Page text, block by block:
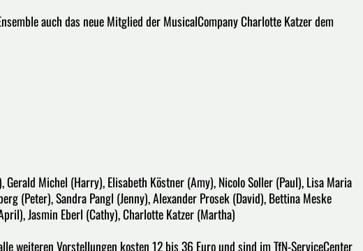
auch das neue Mitglied der MusicalCompany Charlotte Katzer dem
Michel (Harry), Elisabeth Köstner (Amy), Nicolo Soller (Paul), Lisa Maria
(Peter), Sandra Pangl (Jenny), Alexander Prosek (David), Bettina Meske
Jasmin Eberl (Cathy), Charlotte Katzer (Martha)
weiteren Vorstellungen kosten 12 bis 36 Euro und sind im TfN-ServiceCenter